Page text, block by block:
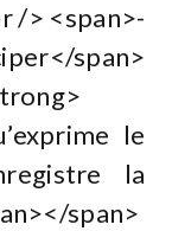
/> <span>-
span>
le
la
span>